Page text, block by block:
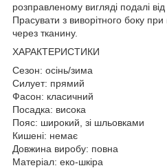
розправленому вигляді подалі
Прасувати з виворітного боку при
через тканину.
ХАРАКТЕРИСТИКИ
Сезон: осінь/зима
Силует: прямий
Фасон: класичний
Посадка: висока
Пояс: широкий, зі шльовками
Кишені: немає
Довжина виробу: повна
Матеріал: еко-шкіра